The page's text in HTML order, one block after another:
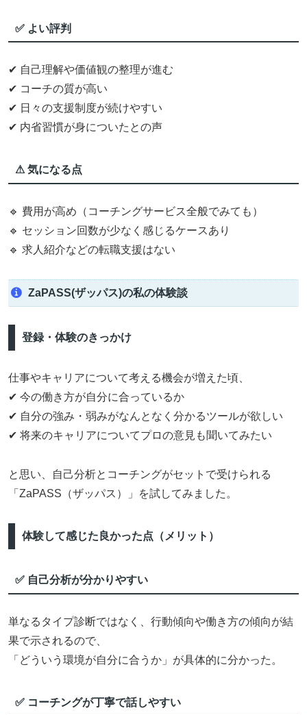
✅ よい評判
✔ 自己理解や価値観の整理が進む
✔ コーチの質が高い
✔ 日々の支援制度が続けやすい
✔ 内省習慣が身についたとの声
⚠ 気になる点
🔹 費用が高め（コーチングサービス全般でみても）
🔹 セッション回数が少なく感じるケースあり
🔹 求人紹介などの転職支援はない
ZaPASS(ザッパス)の私の体験談
登録・体験のきっかけ
仕事やキャリアについて考える機会が増えた頃、
✔ 今の働き方が自分に合っているか
✔ 自分の強み・弱みがなんとなく分かるツールが欲しい
✔ 将来のキャリアについてプロの意見も聞いてみたい
と思い、自己分析とコーチングがセットで受けられる
「ZaPASS（ザッパス）」を試してみました。
体験して感じた良かった点（メリット）
✅ 自己分析が分かりやすい
単なるタイプ診断ではなく、行動傾向や働き方の傾向が結
果で示されるので、
「どういう環境が自分に合うか」が具体的に分かった。
✅ コーチングが丁寧で話しやすい